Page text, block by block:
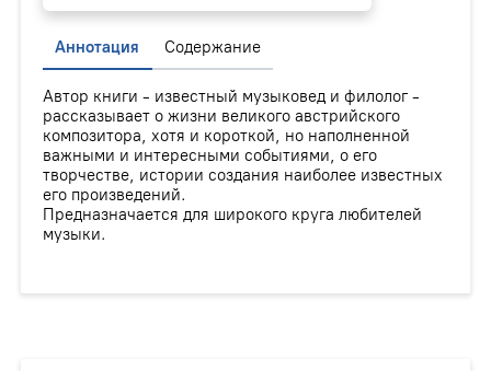
Аннотация Содержание
Автор книги - известный музыковед и филолог -
рассказывает о жизни великого австрийского
композитора, хотя и короткой, но наполненной
важными и интересными событиями, о его
творчестве, истории создания наиболее известных
его произведений.
Предназначается для широкого круга любителей
музыки.